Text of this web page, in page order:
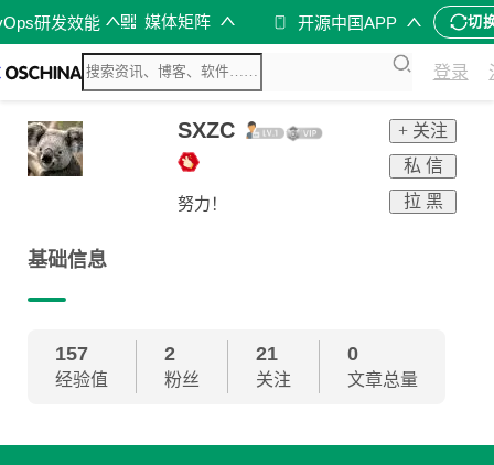
研发效能 媒体矩阵 开源中国APP 切
登录
SXZC
努力！
+ 关注
私 信
拉 黑
基础信息
157
经验值
2
粉丝
21
关注
0
文章总量